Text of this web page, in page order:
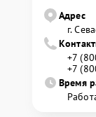
Адрес
г.
+7
+7
Время